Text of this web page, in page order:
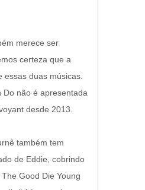
merece ser
certeza que a
essas duas músicas.
Do não é apresentada
desde 2013.
também tem
de Eddie, cobrindo
Good Die Young